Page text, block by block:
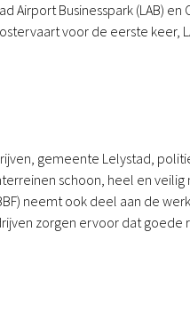
Airport Businesspark (LAB)
voor de eerste keer,
gemeente Lelystad,
schoon, heel en veilig
neemt ook deel aan de
zorgen ervoor dat goede